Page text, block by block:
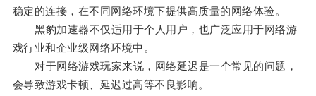
稳定的连接，在不同网络环境下提供高质量的网络体验。
黑豹加速器不仅适用于个人用户，也广泛应用于网络游
戏行业和企业级网络环境中。
对于网络游戏玩家来说，网络延迟是一个常见的问题，
会导致游戏卡顿、延迟过高等不良影响。